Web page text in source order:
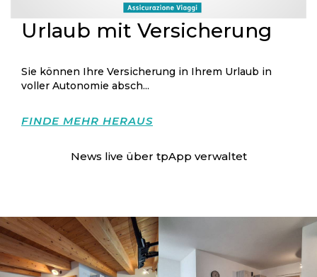
Urlaub mit Versicherung
Sie können Ihre Versicherung in Ihrem Urlaub in
voller Autonomie absch...
FINDE MEHR HERAUS
News live über tpApp verwaltet